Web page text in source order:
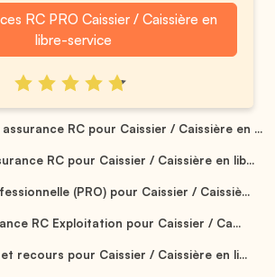
RC PRO Caissier / Caissière en
libre-service
RC pour Caissier / Caissière en ...
RC pour Caissier / Caissière en lib...
(PRO) pour Caissier / Caissiè...
RC Exploitation pour Caissier / Ca...
recours pour Caissier / Caissière en li...